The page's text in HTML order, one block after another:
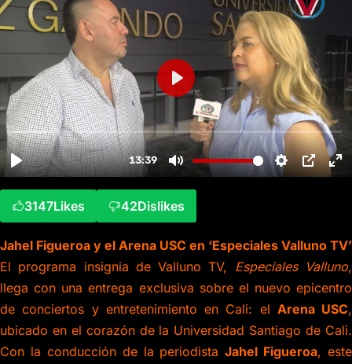
3147Likes 42Dislikes
Jahel Figueroa y el Arena USC en ‘Especiales Valluno TV’
El programa insignia de Valluno TV, Especiales Valluno,
llega con una entrega exclusiva sobre el nuevo epicentro
de conciertos y entretenimiento en Cali: el Arena USC,
ubicado en el corazón de la Universidad Santiago de Cali.
Con la conducción de la periodistaJahel Figueroa, este